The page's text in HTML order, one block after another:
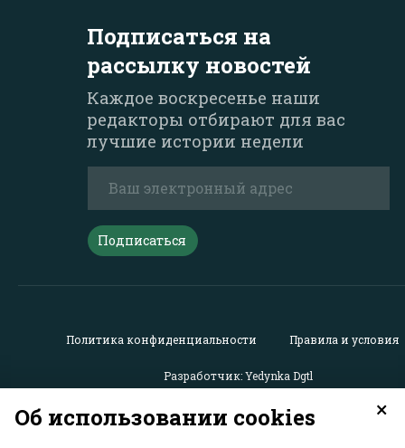
Подписаться на
рассылку новостей
Каждое воскресенье наши
редакторы отбирают для вас
лучшие истории недели
Подписаться
Политика конфиденциальности Правила и условия
Разработчик: Yedynka Dgtl
×
Об использовании cookies